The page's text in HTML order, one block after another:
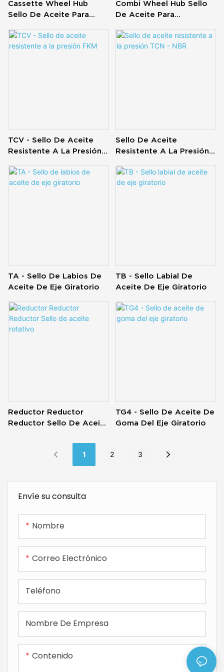
Envíe su consulta
Nombre
Correo Electrónico
Teléfono
Nombre De Empresa
Contenido
Cassette Wheel Hub
Sello De Aceite Para
Combi Wheel Hub Sello
De Aceite Para
TCV - Sello De Aceite
Resistente A La Presión
Sello De Aceite
Resistente A La Presión
TA - Sello De Labios De
Aceite De Eje Giratorio
TB - Sello Labial De
Aceite De Eje Giratorio
Reductor Reductor
Reductor Sello De Aceite
TG4 - Sello De Aceite De
Goma Del Eje Giratorio
1 2 3